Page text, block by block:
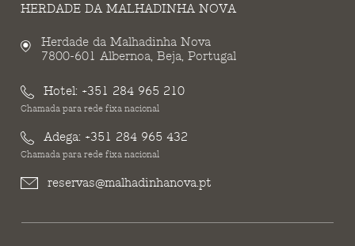
HERDADE DA MALHADINHA NOVA
Herdade da Malhadinha Nova
7800-601 Albernoa, Beja, Portugal
Hotel: +351 284 965 210
Chamada para rede fixa nacional
Adega: +351 284 965 432
Chamada para rede fixa nacional
reservas@malhadinhanova.pt